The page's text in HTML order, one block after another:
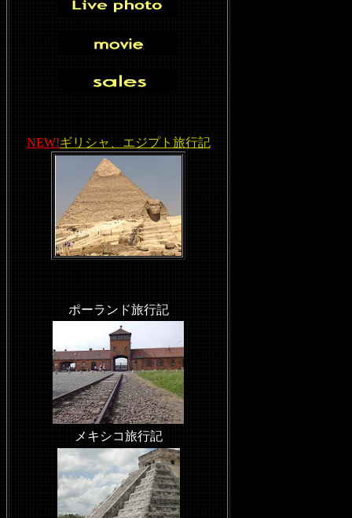
NEW!ギリシャ、エジプト旅行記
ポーランド旅行記
メキシコ旅行記